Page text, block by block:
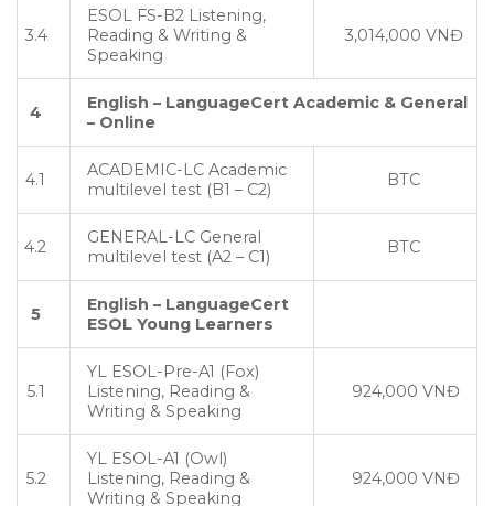
3.4
ESOL FS-B2 Listening,
Reading & Writing &
Speaking
3,014,000 VNĐ
4
English – LanguageCert Academic & General
– Online
4.1
ACADEMIC-LC Academic
multilevel test (B1 – C2)
BTC
4.2
GENERAL-LC General
multilevel test (A2 – C1)
BTC
5
English – LanguageCert
ESOL Young Learners
5.1
YL ESOL-Pre-A1 (Fox)
Listening, Reading &
Writing & Speaking
924,000 VNĐ
5.2
YL ESOL-A1 (Owl)
Listening, Reading &
Writing & Speaking
924,000 VNĐ